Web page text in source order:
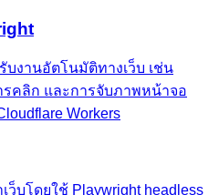
บงานอัตโนมัติทางเว็บ เช่น
คลิก และการจับภาพหน้าจอ
Workers
ว็บโดยใช้ Playwright headless